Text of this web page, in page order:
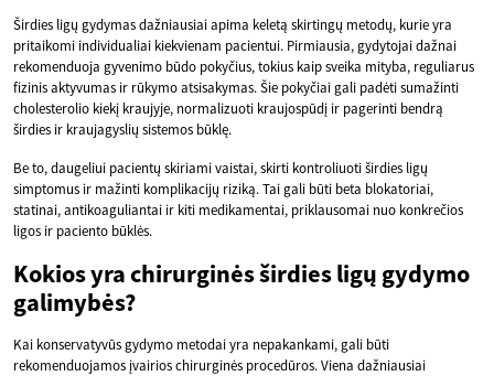
Širdies ligų gydymas dažniausiai apima keletą skirtingų metodų, kurie yra
pritaikomi individualiai kiekvienam pacientui. Pirmiausia, gydytojai dažnai
rekomenduoja gyvenimo būdo pokyčius, tokius kaip sveika mityba, reguliarus
fizinis aktyvumas ir rūkymo atsisakymas. Šie pokyčiai gali padėti sumažinti
cholesterolio kiekį kraujyje, normalizuoti kraujospūdį ir pagerinti bendrą
širdies ir kraujagyslių sistemos būklę.
Be to, daugeliui pacientų skiriami vaistai, skirti kontroliuoti širdies ligų
simptomus ir mažinti komplikacijų riziką. Tai gali būti beta blokatoriai,
statinai, antikoaguliantai ir kiti medikamentai, priklausomai nuo konkrečios
ligos ir paciento būklės.
Kokios yra chirurginės širdies ligų gydymo
galimybės?
Kai konservatyvūs gydymo metodai yra nepakankami, gali būti
rekomenduojamos įvairios chirurginės procedūros. Viena dažniausiai